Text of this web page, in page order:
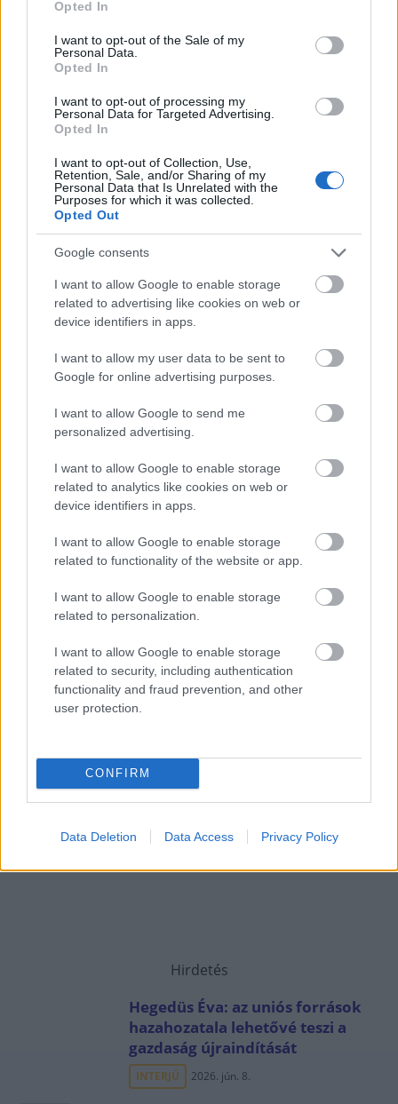
use your data for below specified purposes in below Google
consent section.
Opted In
I want to opt-out of the Sale of my
Personal Data.
Opted In
I want to opt-out of processing my
Personal Data for Targeted Advertising.
Opted In
I want to opt-out of Collection, Use,
Retention, Sale, and/or Sharing of my
Personal Data that Is Unrelated with the
Purposes for which it was collected.
Opted Out
Google consents
I want to allow Google to enable storage
related to advertising like cookies on web or
device identifiers in apps.
I want to allow my user data to be sent to
Google for online advertising purposes.
I want to allow Google to send me
personalized advertising.
I want to allow Google to enable storage
related to analytics like cookies on web or
device identifiers in apps.
I want to allow Google to enable storage
related to functionality of the website or app.
I want to allow Google to enable storage
related to personalization.
I want to allow Google to enable storage
related to security, including authentication
functionality and fraud prevention, and other
user protection.
CONFIRM
Data Deletion Data Access Privacy Policy
Vízhiány mellett erdőtűz sújtja a Garda-tavat:
kétszáz embert menekítettek ki
HÍREK 10 órája
Olcsóbbak lettek a balatoni új ingatlanok,
Borsodban megmagyarázhatatlan a
drágulás
HÍREK 11 órája
NÉPSZERŰ
Hirdetés
Hegedüs Éva: az uniós források
hazahozatala lehetővé teszi a
gazdaság újraindítását
INTERJÚ 2026. jún. 8.